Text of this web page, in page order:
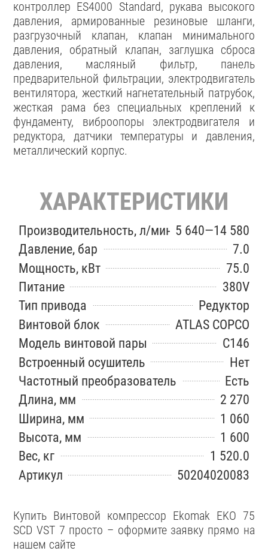
контроллер ES4000 Standard, рукава высокого
давления, армированные резиновые шланги,
разгрузочный клапан, клапан минимального
давления, обратный клапан, заглушка сброса
давления, масляный фильтр, панель
предварительной фильтрации, электродвигатель
вентилятора, жесткий нагнетательный патрубок,
жесткая рама без специальных креплений к
фундаменту, виброопоры электродвигателя и
редуктора, датчики температуры и давления,
металлический корпус.
ХАРАКТЕРИСТИКИ
Производительность, л/мин 5 640—14 580
Давление, бар
7.0
Мощность, кВт
75.0
Питание
380V
Тип привода
Редуктор
Винтовой блок
ATLAS COPCO
Модель винтовой пары
C146
Встроенный осушитель
Нет
Частотный преобразователь
Есть
Длина, мм
2 270
Ширина, мм
1 060
Высота, мм
1 600
Вес, кг
1 520.0
Артикул
50204020083
Купить Винтовой компрессор Ekomak EKO 75
SCD VST 7 просто – оформите заявку прямо на
нашем сайте